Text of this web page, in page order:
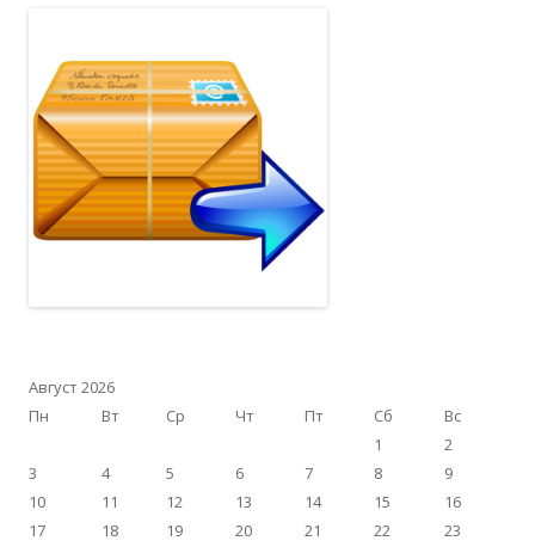
Август 2026
Пн
Вт Ср Чт Пт Сб
Вс
1
2
3
4 5 6 7 8
9
10
11 12 13 14 15
16
17
18 19 20 21 22
23